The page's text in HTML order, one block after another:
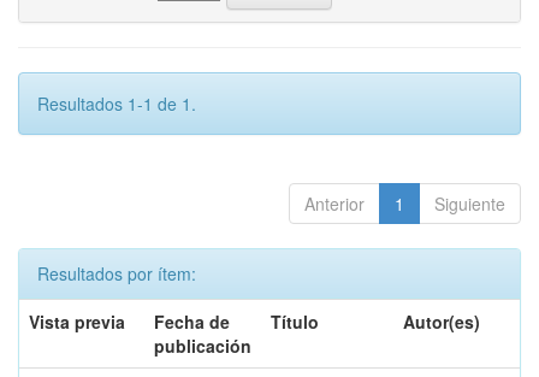
Resultados 1-1 de 1.
Anterior 1 Siguiente
Resultados por ítem:
Vista previa
Fecha de
publicación
Título Autor(es)